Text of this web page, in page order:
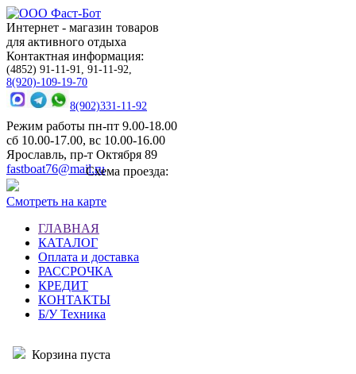
Интернет - магазин товаров
для активного отдыха
Контактная информация:
(4852) 91-11-91, 91-11-92,
8(920)-109-19-70
8(902)331-11-92
Режим работы пн-пт 9.00-18.00
сб 10.00-17.00, вс 10.00-16.00
Ярославль, пр-т Октября 89
fastboat76@mail.ruСхема проезда:
Смотреть на карте
ГЛАВНАЯ
КАТАЛОГ
Оплата и доставка
РАССРОЧКА
КРЕДИТ
КОНТАКТЫ
Б/У Техника
Корзина пуста